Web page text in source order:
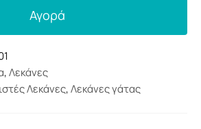
Αγορά
,Λεκάνες
Λεκάνες,Λεκάνες γάτας